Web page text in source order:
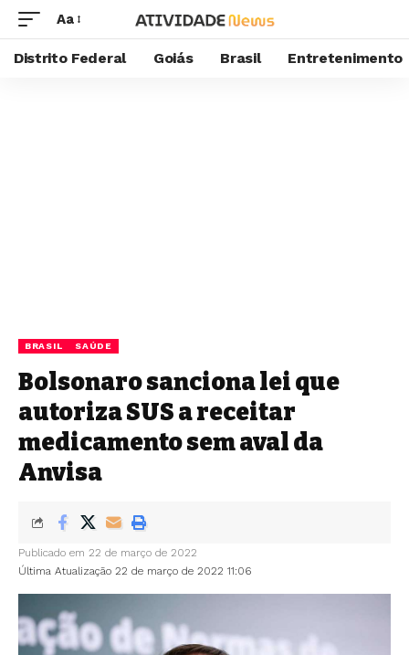
Aa
Distrito Federal Goiás Brasil Entretenimento
BRASIL SAÚDE
Bolsonaro sanciona lei que
autoriza SUS a receitar
medicamento sem aval da
Anvisa
Última Atualização 22 de março de 2022 11:06
Publicado em 22 de março de 2022